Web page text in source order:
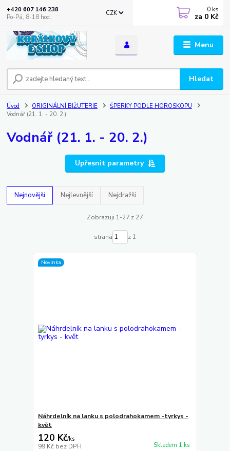
Menu
CZK
Hledat
+420 607 146 238
Po-Pá, 8-18 hod.
0 ks
za 0 Kč
Úvod ORIGINÁLNÍ BIŽUTERIE
ŠPERKY PODLE HOROSKOPU
Vodnář (21. 1. - 20. 2.)
Vodnář (21. 1. - 20. 2.)
Upřesnit parametry
Nejnovější Nejlevnější Nejdražší
Zobrazuji 1-27 z 27
strana z 1
Novinka
Náhrdelník na lanku s polodrahokamem -tyrkys -
květ
120 Kč/ks
99 Kč bez DPH Skladem 1 ks